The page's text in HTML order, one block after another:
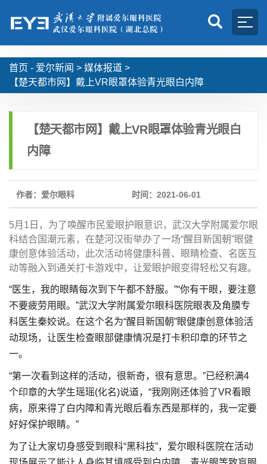
首页 - 爱尔新闻 > 媒体报道 >
【楚天都市网】戴上VR眼罩体验青光眼白内障
【楚天都市网】戴上VR眼罩体验青光眼白
内障
作者：爱尔眼科 时间：2021-06-01
5月1日，为了唤醒市民爱眼护眼意识，武汉大学附属爱尔眼
科结合国潮元素，在楚河汉街举办了一场“醒目新国朝”眼健
康创意体验活动，此次活动将健康科普、眼睛检查、名医互
动等融入到通关打卡游戏中，让爱眼护眼变得轻松又有趣。
“医生，我的眼睛每次到下午都不舒服。”“你有干眼，要注意
不要疲劳用眼。”武汉大学附属爱尔眼科医院眼表及角膜专
科医生秦姣说。在这个名为“醒目新国朝”眼健康创意体验活
动现场，让医生检查眼部健康情况是打卡积印章的环节之
一。
“第一次看到这样的活动，很新奇，很有意思。”已经积满4
个印章的大学生瑶瑶(化名)说道，“我刚刚还体验了VR看眼
病，原来得了白内障和青光眼后看东西是那样的，我一定要
好好保护眼睛。”
为了让大家切身感受到眼科“黑科技”，爱尔眼科医院在活动